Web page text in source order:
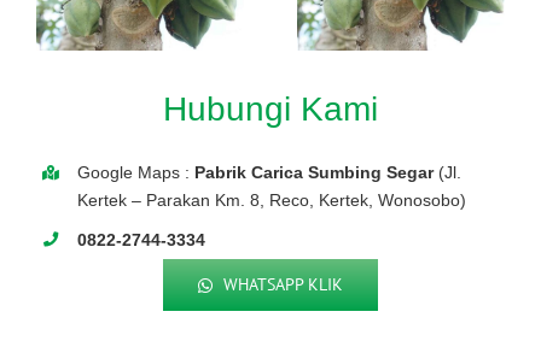
Hubungi Kami
Google Maps : Pabrik Carica Sumbing Segar(Jl.
Kertek – Parakan Km. 8, Reco, Kertek, Wonosobo)
0822-2744-3334
WHATSAPP KLIK